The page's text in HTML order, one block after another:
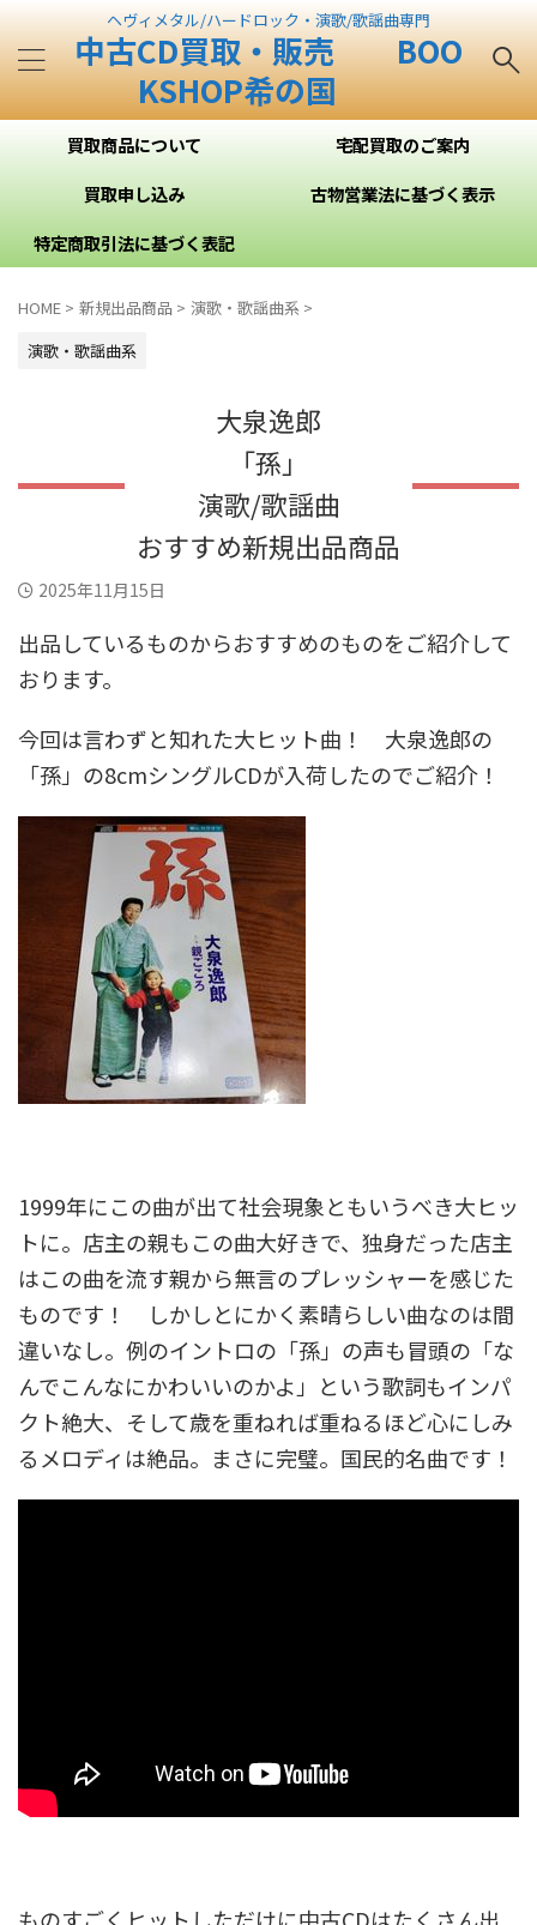
ヘヴィメタル/ハードロック・演歌/歌謡曲専門
中古CD買取・販売 BOO
KSHOP希の国
買取商品について
宅配買取のご案内
買取申し込み
古物営業法に基づく表示
特定商取引法に基づく表記
HOME > 新規出品商品 > 演歌・歌謡曲系 >
演歌・歌謡曲系
大泉逸郎
「孫」
演歌/歌謡曲
おすすめ新規出品商品
2025年11月15日
出品しているものからおすすめのものをご紹介して
おります。
今回は言わずと知れた大ヒット曲！ 大泉逸郎の
「孫」の8cmシングルCDが入荷したのでご紹介！
1999年にこの曲が出て社会現象ともいうべき大ヒッ
トに。店主の親もこの曲大好きで、独身だった店主
はこの曲を流す親から無言のプレッシャーを感じた
ものです！ しかしとにかく素晴らしい曲なのは間
違いなし。例のイントロの「孫」の声も冒頭の「な
んでこんなにかわいいのかよ」という歌詞もインパ
クト絶大、そして歳を重ねれば重ねるほど心にしみ
るメロディは絶品。まさに完璧。国民的名曲です！